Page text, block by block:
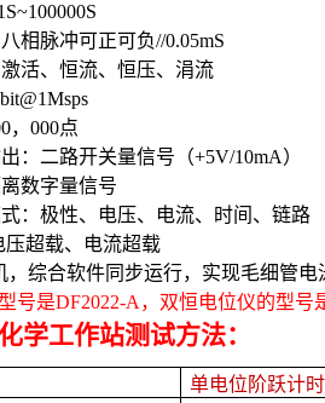
八相脉冲可正可负//0.05mS
活、恒流、恒压、涓流
， 000点
：二路开关量信号（+5V/10mA）
数字量信号
：极性、电压、电流、时间、链路
压超载、电流超载
，综合软件同步运行，实现毛细管
型号是DF2022-A ，双恒电位仪的型号
学工作站测试方法：
单电位阶跃计